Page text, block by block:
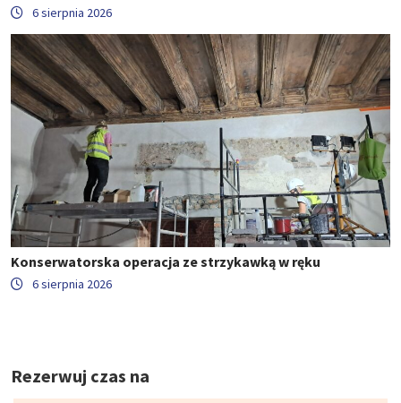
6 sierpnia 2026
Konserwatorska operacja ze strzykawką w ręku
6 sierpnia 2026
Rezerwuj czas na